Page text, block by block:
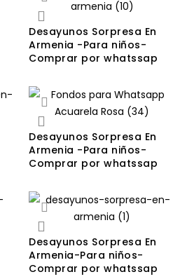
Desayunos Sorpresa En
Armenia -Para niños-
Comprar por whatssap
Desayunos Sorpresa En
Armenia -Para niños-
Comprar por whatssap
Desayunos Sorpresa En
Armenia-Para niños-
Comprar por whatssap